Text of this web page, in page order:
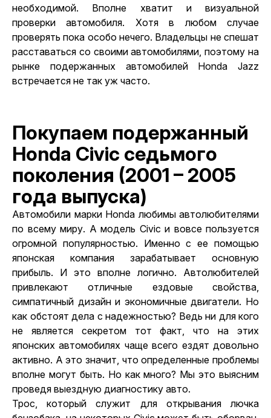
необходимой. Вполне хватит и визуальной
проверки автомобиля. Хотя в любом случае
проверять пока особо нечего. Владельцы не спешат
расставаться со своими автомобилями, поэтому на
рынке подержанных автомобилей Honda Jazz
встречается не так уж часто.
Покупаем подержанный
Honda Civic седьмого
поколения (2001 – 2005
года выпуска)
Автомобили марки Honda любимы автолюбителями
по всему миру. А модель Civic и вовсе пользуется
огромной популярностью. Именно с ее помощью
японская компания зарабатывает основную
прибыль. И это вполне логично. Автолюбителей
привлекают отличные ездовые свойства,
симпатичный дизайн и экономичные двигатели. Но
как обстоят дела с надежностью? Ведь ни для кого
не является секретом тот факт, что на этих
японских автомобилях чаще всего ездят довольно
активно. А это значит, что определенные проблемы
вполне могут быть. Но как много? Мы это выясним
проведя выездную диагностику авто.
Трос, который служит для открывания лючка